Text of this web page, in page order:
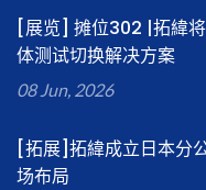
[展览] 摊位302 |拓緯
体测试切换解决方案
08 Jun, 2026
[拓展]拓緯成立日本分
场布局